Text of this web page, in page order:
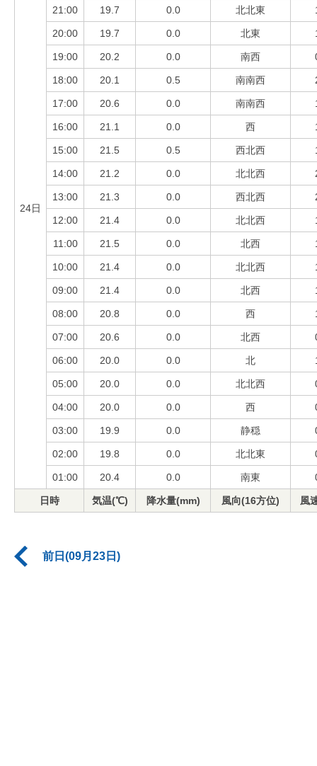
24日
21:00 19.7 0.0 北北東
20:00 19.7 0.0 北東
19:00 20.2 0.0 南西
18:00 20.1 0.5 南南西
17:00 20.6 0.0 南南西
16:00 21.1 0.0 西
15:00 21.5 0.5 西北西
14:00 21.2 0.0 北北西
13:00 21.3 0.0 西北西
12:00 21.4 0.0 北北西
11:00 21.5 0.0 北西
10:00 21.4 0.0 北北西
09:00 21.4 0.0 北西
08:00 20.8 0.0 西
07:00 20.6 0.0 北西
06:00 20.0 0.0 北
05:00 20.0 0.0 北北西
04:00 20.0 0.0 西
03:00 19.9 0.0 静穏
02:00 19.8 0.0 北北東
01:00 20.4 0.0 南東
日時 気温(℃) 降水量(mm) 風向(16方位) 風
前日(09月23日)